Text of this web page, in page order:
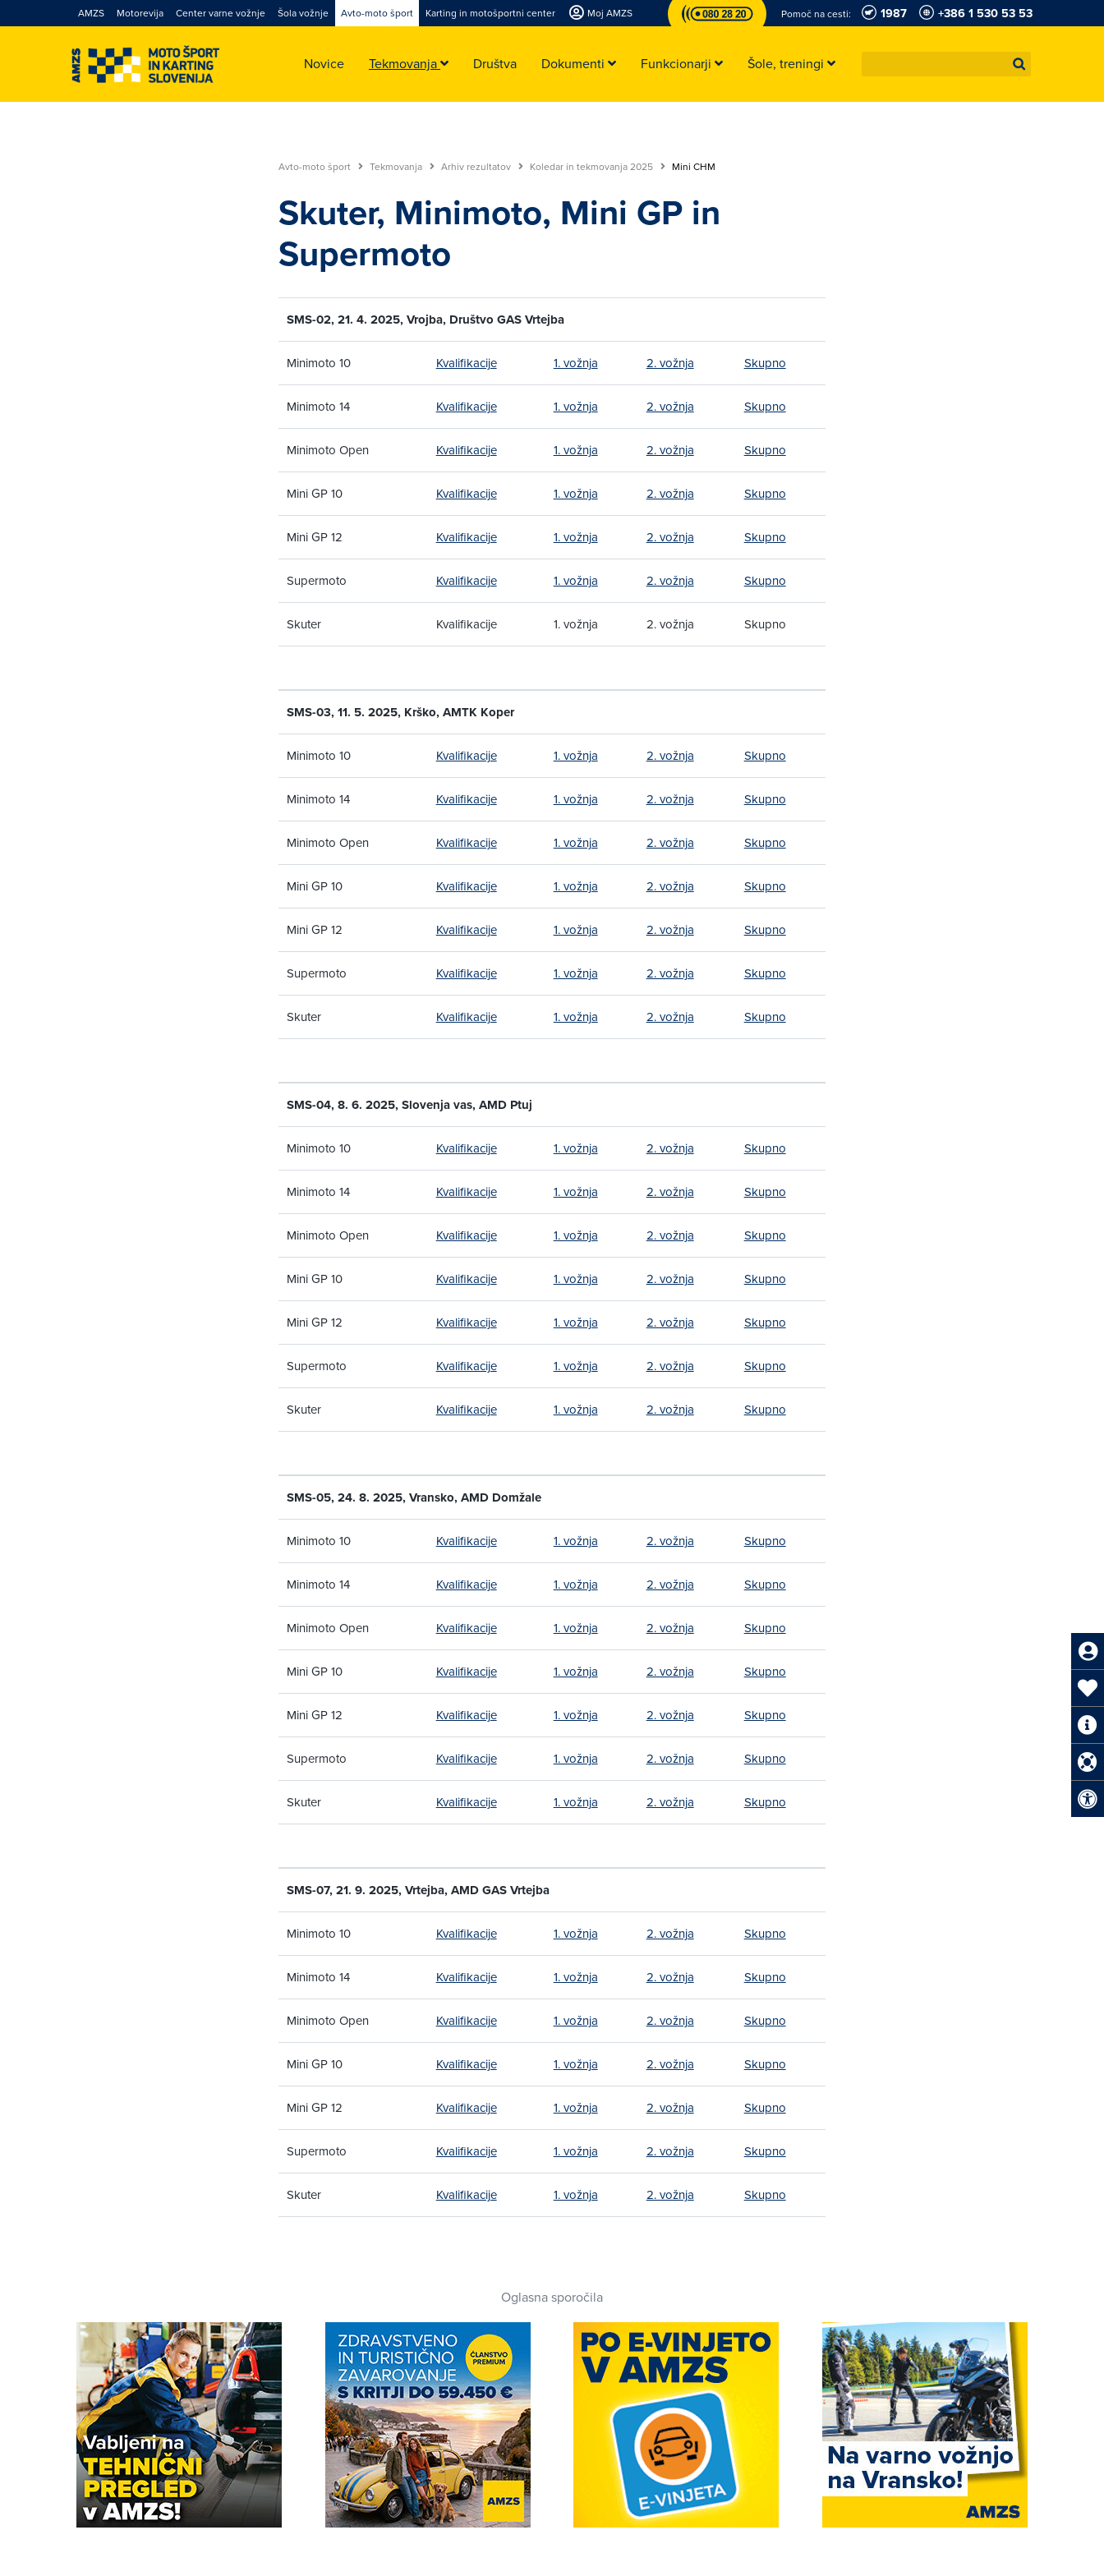
AMZS Motorevija Center varne vožnje Šola vožnje Avto-moto šport Karting in motošportni center Moj AMZS Pomoč na cesti: 1987 +386 1 530 53 53
Novice Tekmovanja Društva Dokumenti Funkcionarji Šole, treningi
Avto-moto šport Tekmovanja Arhiv rezultatov Koledar in tekmovanja 2025 Mini CHM
Skuter, Minimoto, Mini GP in
Supermoto
SMS-02, 21. 4. 2025, Vrojba, Društvo GAS Vrtejba
Minimoto 10 Kvalifikacije 1. vožnja 2. vožnja Skupno
Minimoto 14 Kvalifikacije 1. vožnja 2. vožnja Skupno
Minimoto Open Kvalifikacije 1. vožnja 2. vožnja Skupno
Mini GP 10 Kvalifikacije 1. vožnja 2. vožnja Skupno
Mini GP 12 Kvalifikacije 1. vožnja 2. vožnja Skupno
Supermoto Kvalifikacije 1. vožnja 2. vožnja Skupno
Skuter Kvalifikacije 1. vožnja 2. vožnja Skupno
SMS-03, 11. 5. 2025, Krško, AMTK Koper
Minimoto 10 Kvalifikacije 1. vožnja 2. vožnja Skupno
Minimoto 14 Kvalifikacije 1. vožnja 2. vožnja Skupno
Minimoto Open Kvalifikacije 1. vožnja 2. vožnja Skupno
Mini GP 10 Kvalifikacije 1. vožnja 2. vožnja Skupno
Mini GP 12 Kvalifikacije 1. vožnja 2. vožnja Skupno
Supermoto Kvalifikacije 1. vožnja 2. vožnja Skupno
Skuter Kvalifikacije 1. vožnja 2. vožnja Skupno
SMS-04, 8. 6. 2025, Slovenja vas, AMD Ptuj
Minimoto 10 Kvalifikacije 1. vožnja 2. vožnja Skupno
Minimoto 14 Kvalifikacije 1. vožnja 2. vožnja Skupno
Minimoto Open Kvalifikacije 1. vožnja 2. vožnja Skupno
Mini GP 10 Kvalifikacije 1. vožnja 2. vožnja Skupno
Mini GP 12 Kvalifikacije 1. vožnja 2. vožnja Skupno
Supermoto Kvalifikacije 1. vožnja 2. vožnja Skupno
Skuter Kvalifikacije 1. vožnja 2. vožnja Skupno
SMS-05, 24. 8. 2025, Vransko, AMD Domžale
Minimoto 10 Kvalifikacije 1. vožnja 2. vožnja Skupno
Minimoto 14 Kvalifikacije 1. vožnja 2. vožnja Skupno
Minimoto Open Kvalifikacije 1. vožnja 2. vožnja Skupno
Mini GP 10 Kvalifikacije 1. vožnja 2. vožnja Skupno
Mini GP 12 Kvalifikacije 1. vožnja 2. vožnja Skupno
Supermoto Kvalifikacije 1. vožnja 2. vožnja Skupno
Skuter Kvalifikacije 1. vožnja 2. vožnja Skupno
SMS-07, 21. 9. 2025, Vrtejba, AMD GAS Vrtejba
Minimoto 10 Kvalifikacije 1. vožnja 2. vožnja Skupno
Minimoto 14 Kvalifikacije 1. vožnja 2. vožnja Skupno
Minimoto Open Kvalifikacije 1. vožnja 2. vožnja Skupno
Mini GP 10 Kvalifikacije 1. vožnja 2. vožnja Skupno
Mini GP 12 Kvalifikacije 1. vožnja 2. vožnja Skupno
Supermoto Kvalifikacije 1. vožnja 2. vožnja Skupno
Skuter Kvalifikacije 1. vožnja 2. vožnja Skupno
Oglasna sporočila